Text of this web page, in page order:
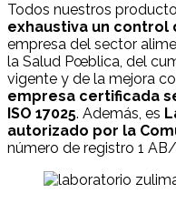
Todos nuestros
exhaustiva un control
empresa del sector
la Salud Pœblica, del
vigente y de la mejora
empresa certificada
ISO 17025. Además, es
autorizado por la
número de registro 1